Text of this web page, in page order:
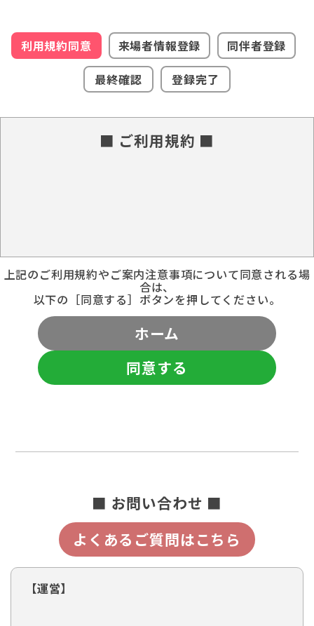
利用規約同意 来場者情報登録
同伴者登録
最終確認
登録完了
■ ご利用規約 ■
上記のご利用規約やご案内注意事項について同意される場
合は、
以下の［同意する］ボタンを押してください。
ホーム
同意する
■ お問い合わせ ■
よくあるご質問はこちら
【運営】